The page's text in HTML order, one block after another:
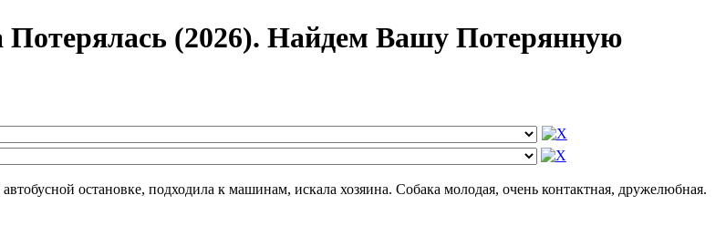
(2026). Найдем Вашу Потерянную
остановке, подходила к машинам, искала хозяина. Собака молодая, очень контактная, дружелюбная.